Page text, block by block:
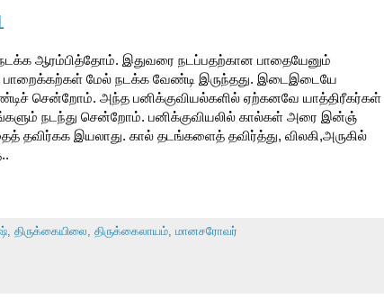
ஆரம்பித்தோம். இதுவரை நடப்பதற்கான பாதையேனும்
பாறைக்கற்கள் மேல் நடக்க வேண்டி இருந்தது. இடைஇடையே
சென்றோம். அந்த பனிக்குவியல்களில் ஏற்கனவே யாத்திரீகர்கள்
நடந்து சென்றோம். பனிக்குவியலில் கால்கள் அரை இன்ஞ்
தவிர்கக இயலாது. கால் தடங்களைத் தவிர்த்து, விலகி,அருகில்
, திருக்கையிலை, திருக்கைலாயம், மானசரோவர்